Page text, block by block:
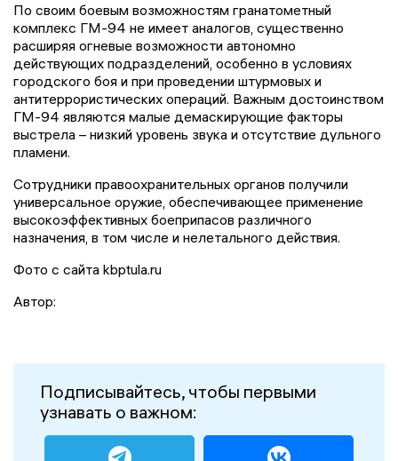
По своим боевым возможностям гранатометный
комплекс ГМ-94 не имеет аналогов, существенно
расширяя огневые возможности автономно
действующих подразделений, особенно в условиях
городского боя и при проведении штурмовых и
антитеррористических операций. Важным достоинством
ГМ-94 являются малые демаскирующие факторы
выстрела – низкий уровень звука и отсутствие дульного
пламени.
Сотрудники правоохранительных органов получили
универсальное оружие, обеспечивающее применение
высокоэффективных боеприпасов различного
назначения, в том числе и нелетального действия.
Фото с сайта kbptula.ru
Автор:
Подписывайтесь, чтобы первыми
узнавать о важном: